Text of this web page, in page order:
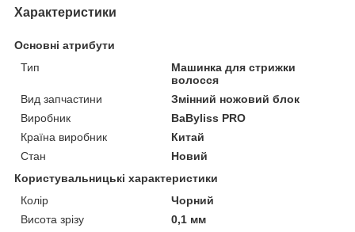
Характеристики
Основні атрибути
Тип
Машинка для стрижки
волосся
Вид запчастини
Змінний ножовий блок
Виробник
BaByliss PRO
Країна виробник
Китай
Стан
Новий
Користувальницькі характеристики
Колір
Чорний
Висота зрізу
0,1 мм